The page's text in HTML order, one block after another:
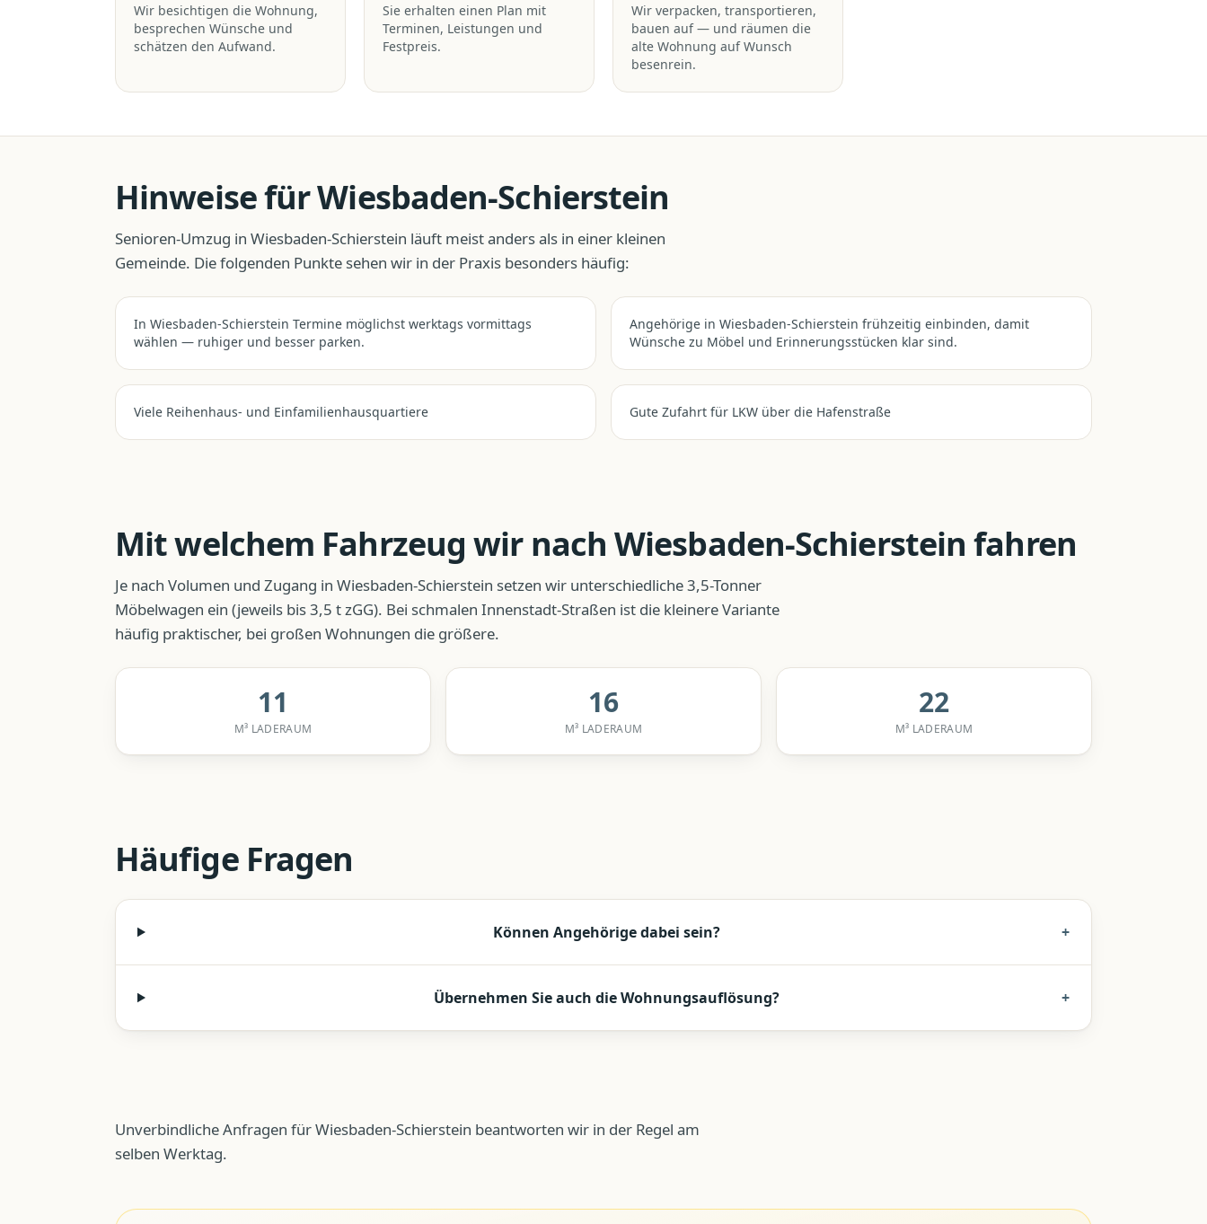
Wir besichtigen die Wohnung,
besprechen Wünsche und
schätzen den Aufwand.
Sie erhalten einen Plan mit
Terminen, Leistungen und
Festpreis.
Wir verpacken, transportieren,
bauen auf — und räumen die
alte Wohnung auf Wunsch
besenrein.
Hinweise fürWiesbaden-Schierstein
Senioren-Umzug in Wiesbaden-Schierstein läuft meist anders als in einer kleinen
Gemeinde. Die folgenden Punkte sehen wir in der Praxis besonders häufig:
In Wiesbaden-Schierstein Termine möglichst werktags vormittags
wählen — ruhiger und besser parken.
Angehörige in Wiesbaden-Schierstein frühzeitig einbinden, damit
Wünsche zu Möbel und Erinnerungsstücken klar sind.
Viele Reihenhaus- und Einfamilienhausquartiere Gute Zufahrt für LKW über die Hafenstraße
Mit welchem Fahrzeug wir nachWiesbaden-Schierstein fahren
Je nach Volumen und Zugang in Wiesbaden-Schierstein setzen wir unterschiedliche 3,5-Tonner
Möbelwagen ein (jeweils bis 3,5 t zGG). Bei schmalen Innenstadt-Straßen ist die kleinere Variante
häufig praktischer, bei großen Wohnungen die größere.
11
M³ LADERAUM
16
M³ LADERAUM
22
M³ LADERAUM
Häufige Fragen
Können Angehörige dabei sein? +
Übernehmen Sie auch die Wohnungsauflösung? +
Unverbindliche Anfragen für Wiesbaden-Schierstein beantworten wir in der Regel am
selben Werktag.